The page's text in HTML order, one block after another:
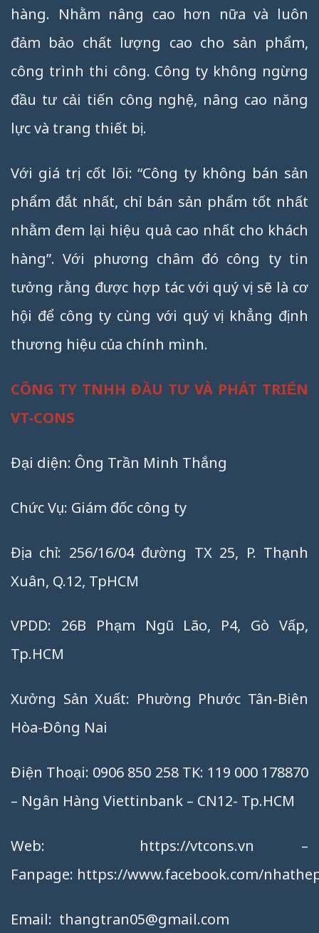
hàng. Nhằm nâng cao hơn nữa và luôn
đảm bảo chất lượng cao cho sản phẩm,
công trình thi công. Công ty không ngừng
đầu tư cải tiến công nghệ, nâng cao năng
lực và trang thiết bị.
Với giá trị cốt lõi: “Công ty không bán sản
phẩm đắt nhất, chỉ bán sản phẩm tốt nhất
nhằm đem lại hiệu quả cao nhất cho khách
hàng”. Với phương châm đó công ty tin
tưởng rằng được hợp tác với quý vị sẽ là cơ
hội để công ty cùng với quý vị khẳng định
thương hiệu của chính mình.
CÔNG TY TNHH ĐẦU TƯ VÀ PHÁT TRIỂN
VT-CONS
Đại diện: Ông Trần Minh Thắng
Chức Vụ: Giám đốc công ty
Địa chỉ: 256/16/04 đường TX 25, P. Thạnh
Xuân, Q.12, TpHCM
VPDD: 26B Phạm Ngũ Lão, P4, Gò Vấp,
Tp.HCM
Xưởng Sản Xuất: Phường Phước Tân-Biên
Hòa-Đông Nai
Điện Thoại: 0906 850 258 TK: 119 000 178870
– Ngân Hàng Viettinbank – CN12- Tp.HCM
Web: https://vtcons.vn –
Fanpage: https://www.facebook.com/
Email: thangtran05@gmail.com